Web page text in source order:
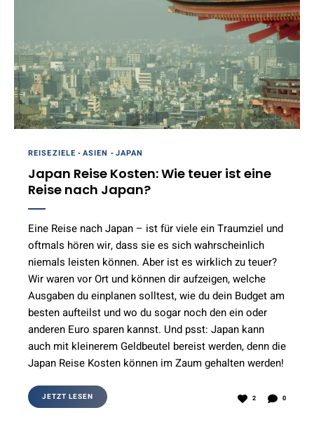
REISEZIELE -ASIEN -JAPAN
Japan Reise Kosten: Wie teuer ist eine
Reise nach Japan?
Eine Reise nach Japan – ist für viele ein Traumziel und
oftmals hören wir, dass sie es sich wahrscheinlich
niemals leisten können. Aber ist es wirklich zu teuer?
Wir waren vor Ort und können dir aufzeigen, welche
Ausgaben du einplanen solltest, wie du dein Budget am
besten aufteilst und wo du sogar noch den ein oder
anderen Euro sparen kannst. Und psst: Japan kann
auch mit kleinerem Geldbeutel bereist werden, denn die
Japan Reise Kosten können im Zaum gehalten werden!
JETZT LESEN 2 0